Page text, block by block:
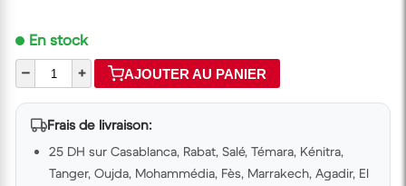
En stock
–
+ AJOUTER AU PANIER
Frais de livraison:
25 DH sur Casablanca, Rabat, Salé, Témara, Kénitra,
Tanger, Oujda, Mohammédia, Fès, Marrakech, Agadir, El